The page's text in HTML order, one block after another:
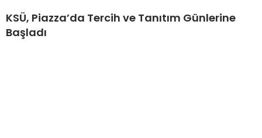
KSÜ, Piazza’da Tercih ve Tanıtım Günlerine
Başladı